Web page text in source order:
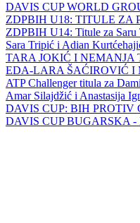
DAVIS CUP WORLD
ZDPBIH U18: TITULE ZA
ZDPBIH U14: Titule za
Sara Tripić i Adian
TARA JOKIĆ I NEMANJA
EDA-LARA ŠAĆIROVIĆ I
ATP Challenger titula za
Amar Silajdžić i Anastasija
DAVIS CUP: BIH PROTIV
DAVIS CUP BUGARSKA